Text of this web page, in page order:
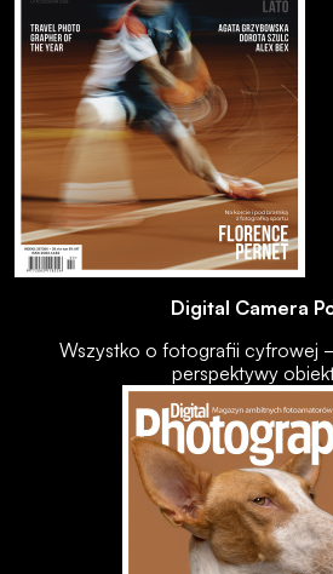
Digital Camera
Wszystko o fotografii cyfrowej
perspektywy